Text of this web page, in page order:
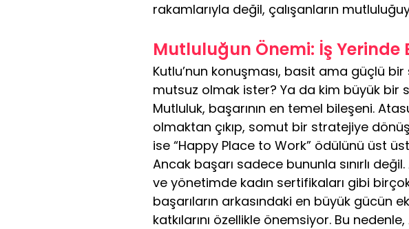
rakamlarıyla değil, çalışanların
Mutluluğun Önemi: İş Yerinde
Kutlu’nun konuşması, basit ama güçlü
mutsuz olmak ister? Ya da kim büyük bir
Mutluluk, başarının en temel bileşeni.
olmaktan çıkıp, somut bir stratejiye
ise “Happy Place to Work” ödülünü üst
Ancak başarı sadece bununla sınırlı
ve yönetimde kadın sertifikaları gibi
başarıların arkasındaki en büyük gücün
katkılarını özellikle önemsiyor. Bu